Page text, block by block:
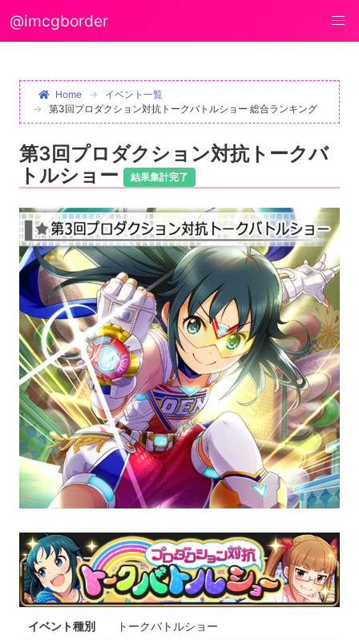
@imcgborder
Home
イベント一覧
第3回プロダクション対抗トークバトルショー 総合ランキング
第3回プロダクション対抗トークバ
トルショー
結果集計完了
イベント種別 トークバトルショー